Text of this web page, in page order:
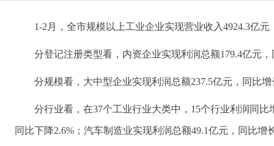
1-2月，全市规模以上工业企业实现营业收入4924.3亿
分登记注册类型看，内资企业实现利润总额179.4亿元
分规模看，大中型企业实现利润总额237.5亿元，同比增
分行业看，在37个工业行业大类中，15个行业利润同
同比下降2.6%；汽车制造业实现利润总额49.1亿元，同比